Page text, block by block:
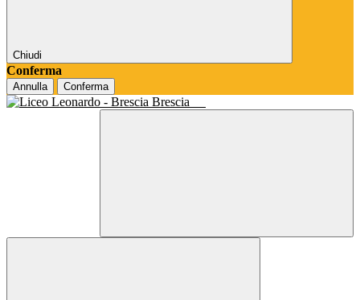
Chiudi
Conferma
Annulla Conferma
Brescia